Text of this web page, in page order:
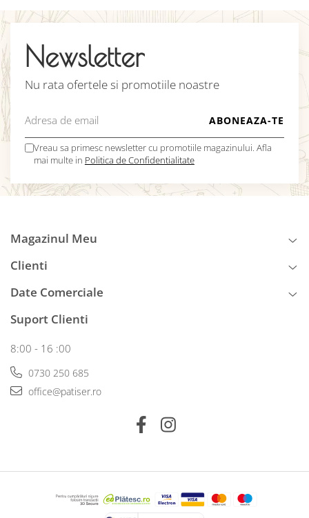
Newsletter
Nu rata ofertele si promotiile noastre
Vreau sa primesc newsletter cu promotiile magazinului. Afla
mai multe in Politica de Confidentialitate
Magazinul Meu
Clienti
Date Comerciale
Suport Clienti
8:00 - 16 :00
0730 250 685
office@patiser.ro